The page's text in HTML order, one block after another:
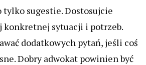
tylko sugestie. Dostosujcie
konkretnej sytuacji i potrzeb.
dodatkowych pytań, jeśli coś
Dobry adwokat powinien być